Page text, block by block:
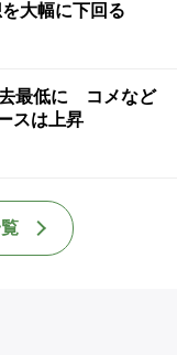
大幅に下回る
最低に コメなど
スは上昇